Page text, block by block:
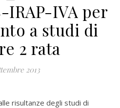
IRAP-IVA per
a studi di
2 rata
2013
risultanze degli studi di